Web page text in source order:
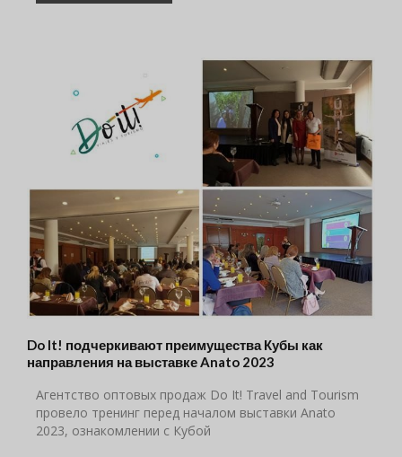
Do It! подчеркивают преимущества Кубы как
направления на выставке Anato 2023
Агентство оптовых продаж Do It! Travel and Tourism
провело тренинг перед началом выставки Anato
2023, ознакомлении с Кубой